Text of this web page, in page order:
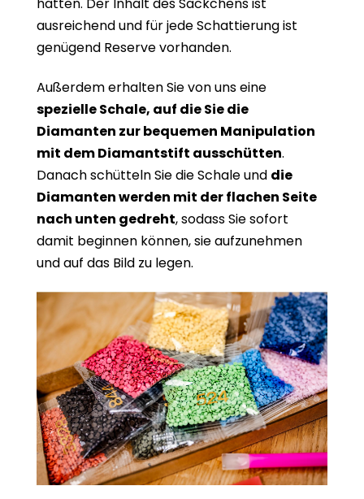
ausreichend und für jede Schattierung ist
genügend Reserve vorhanden.
Außerdem erhalten Sie von uns eine
spezielle Schale, auf die Sie die
Diamanten zur bequemen Manipulation
mit dem Diamantstift ausschütten.
Danach schütteln Sie die Schale und die
Diamanten werden mit der flachen Seite
nach unten gedreht, sodass Sie sofort
damit beginnen können, sie aufzunehmen
und auf das Bild zu legen.